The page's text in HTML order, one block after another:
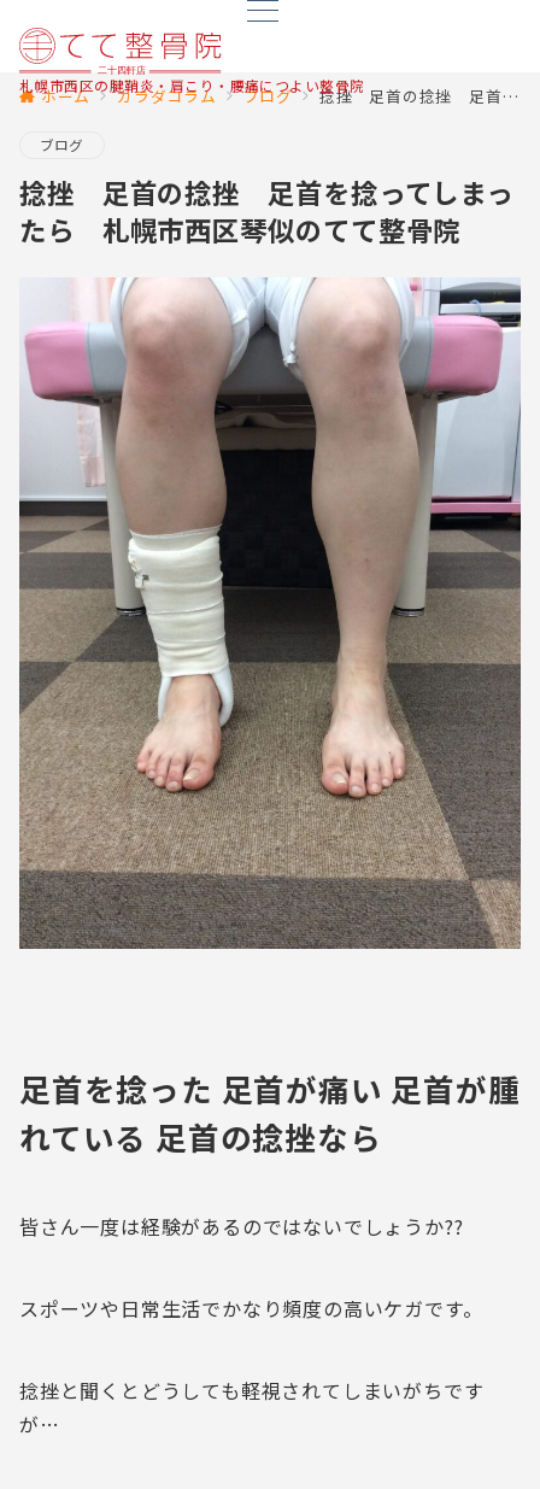
札幌市西区の腱鞘炎・肩こり・腰痛につよい整骨院
ホーム カラダコラム ブログ 捻挫 足首の捻挫 足首を捻ってしまったら 札幌市西区琴似のてて整骨院
ブログ
捻挫 足首の捻挫 足首を捻ってしまっ
たら 札幌市西区琴似のてて整骨院
足首を捻った 足首が痛い 足首が腫
れている 足首の捻挫なら
皆さん一度は経験があるのではないでしょうか??
スポーツや日常生活でかなり頻度の高いケガです。
捻挫と聞くとどうしても軽視されてしまいがちです
が…